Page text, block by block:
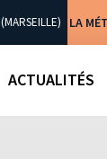
(MARSEILLE) LA
ACTUALITÉS